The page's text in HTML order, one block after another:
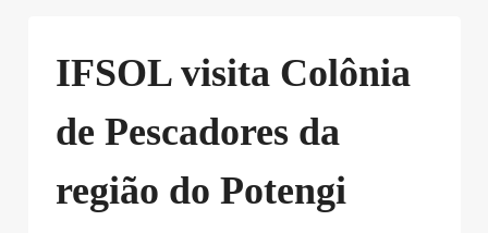
IFSOL visita Colônia
de Pescadores da
região do Potengi